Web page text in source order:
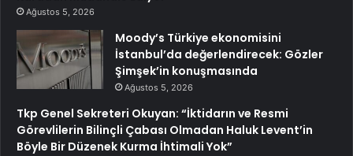
Ağustos 5, 2026
Moody’s Türkiye ekonomisini
İstanbul’da değerlendirecek: Gözler
Şimşek’in konuşmasında
Ağustos 5, 2026
Tkp Genel Sekreteri Okuyan: “İktidarın ve Resmi
Görevlilerin Bilinçli Çabası Olmadan Haluk Levent’in
Böyle Bir Düzenek Kurma İhtimali Yok”